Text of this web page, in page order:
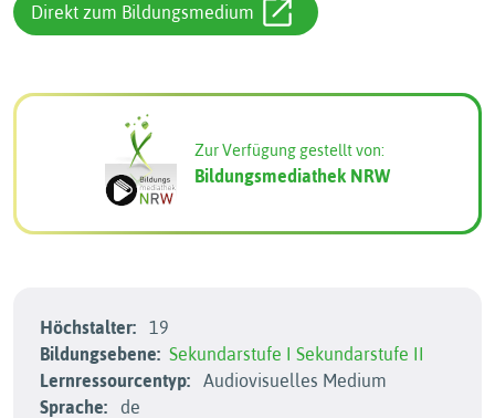
Direkt zum Bildungsmedium
Zur Verfügung gestellt von:
Bildungsmediathek NRW
Höchstalter:
19
Bildungsebene: Sekundarstufe I Sekundarstufe II
Lernressourcentyp:
Audiovisuelles Medium
Sprache:
de